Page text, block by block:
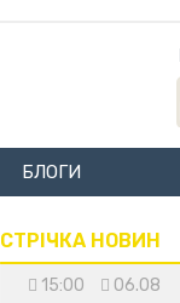
БЛОГИ
СТРІЧКА НОВИН
15:00 06.08